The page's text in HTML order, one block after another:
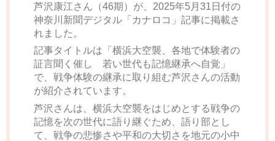
芦沢康江さん（46期）が、2025年5月31日付の
神奈川新聞デジタル「カナロコ」記事に掲載さ
れました。
記事タイトルは「横浜大空襲、各地で体験者の
証言聞く催し 若い世代も記憶継承へ自覚」
で、戦争体験の継承に取り組む芦沢さんの活動
が紹介されています。
芦沢さんは、横浜大空襲をはじめとする戦争の
記憶を次の世代に語り継ぐため、語り部とし
て、戦争の悲惨さや平和の大切さを地元の小中